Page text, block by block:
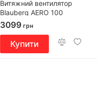
Витяжний вентилятор
Blauberg AERO 100
3099 грн
Купити